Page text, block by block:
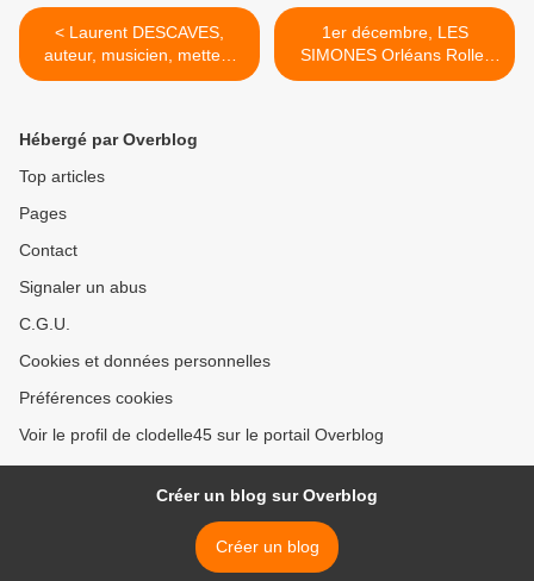
< Laurent DESCAVES,
auteur, musicien, metteur
en...
1er décembre, LES
SIMONES Orléans Roller
Derby... >
Hébergé par Overblog
Top articles
Pages
Contact
Signaler un abus
C.G.U.
Cookies et données personnelles
Préférences cookies
Voir le profil de clodelle45 sur le portail Overblog
Créer un blog sur Overblog
Créer un blog